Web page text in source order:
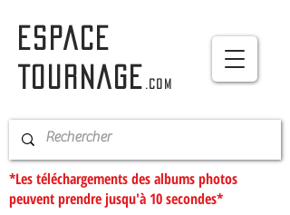
ESPACE
TOURNAGE
.com
*Les téléchargements des albums photos
peuvent prendre jusqu'à 10 secondes*